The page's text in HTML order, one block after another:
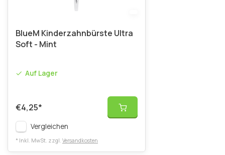
BlueM Kinderzahnbürste Ultra
Soft - Mint
Auf Lager
€4,25*
Vergleichen
* Inkl. MwSt. zzgl. Versandkosten